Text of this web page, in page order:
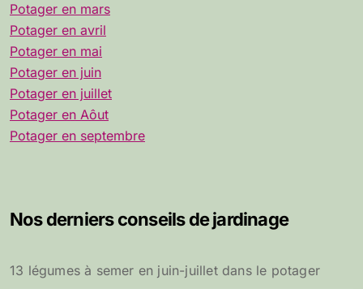
Potager en mars
Potager en avril
Potager en mai
Potager en juin
Potager en juillet
Potager en Aôut
Potager en septembre
Nos derniers conseils de jardinage
13 légumes à semer en juin-juillet dans le potager